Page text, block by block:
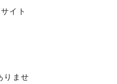
イト
りませ